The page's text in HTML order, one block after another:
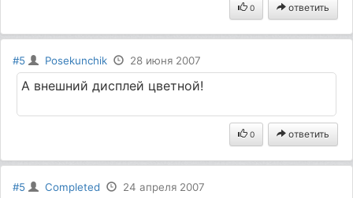
0 ответить
#5 Posekunchik 28 июня 2007
А внешний дисплей цветной!
0 ответить
#5 Completed 24 апреля 2007